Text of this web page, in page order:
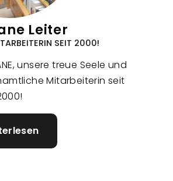
Leiter
SEIT 2000!
unsere treue Seele und
Mitarbeiterin seit
Christiane